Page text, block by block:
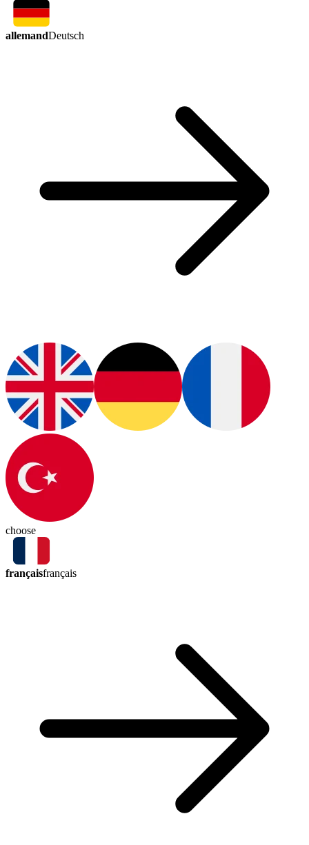
allemandDeutsch
choose
françaisfrançais